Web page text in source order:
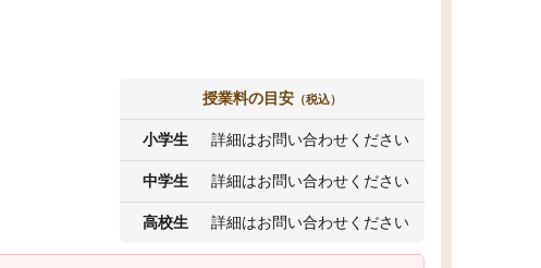
授業料の目安 （税込）
小学生 詳細はお問い合わせください
中学生 詳細はお問い合わせください
高校生 詳細はお問い合わせください